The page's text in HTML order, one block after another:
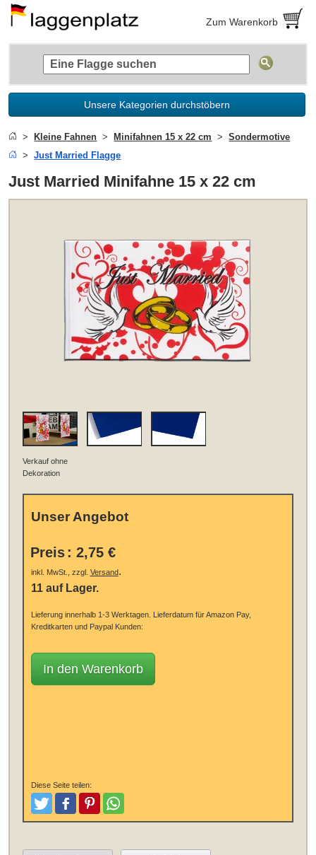
Zum Warenkorb
Unsere Kategorien durchstöbern
Kleine Fahnen Minifahnen 15 x 22 cm
Sondermotive
Just Married Flagge
Just Married Minifahne 15 x 22 cm
Verkauf ohne
Dekoration
Unser Angebot
Preis : 2,75 €
inkl. MwSt., zzgl. Versand.
11 auf Lager.
Lieferung innerhalb 1-3 Werktagen. Lieferdatum für Amazon Pay,
Kreditkarten und Paypal Kunden:
In den Warenkorb
Diese Seite teilen:
TweetenPostenPinterestTeilen